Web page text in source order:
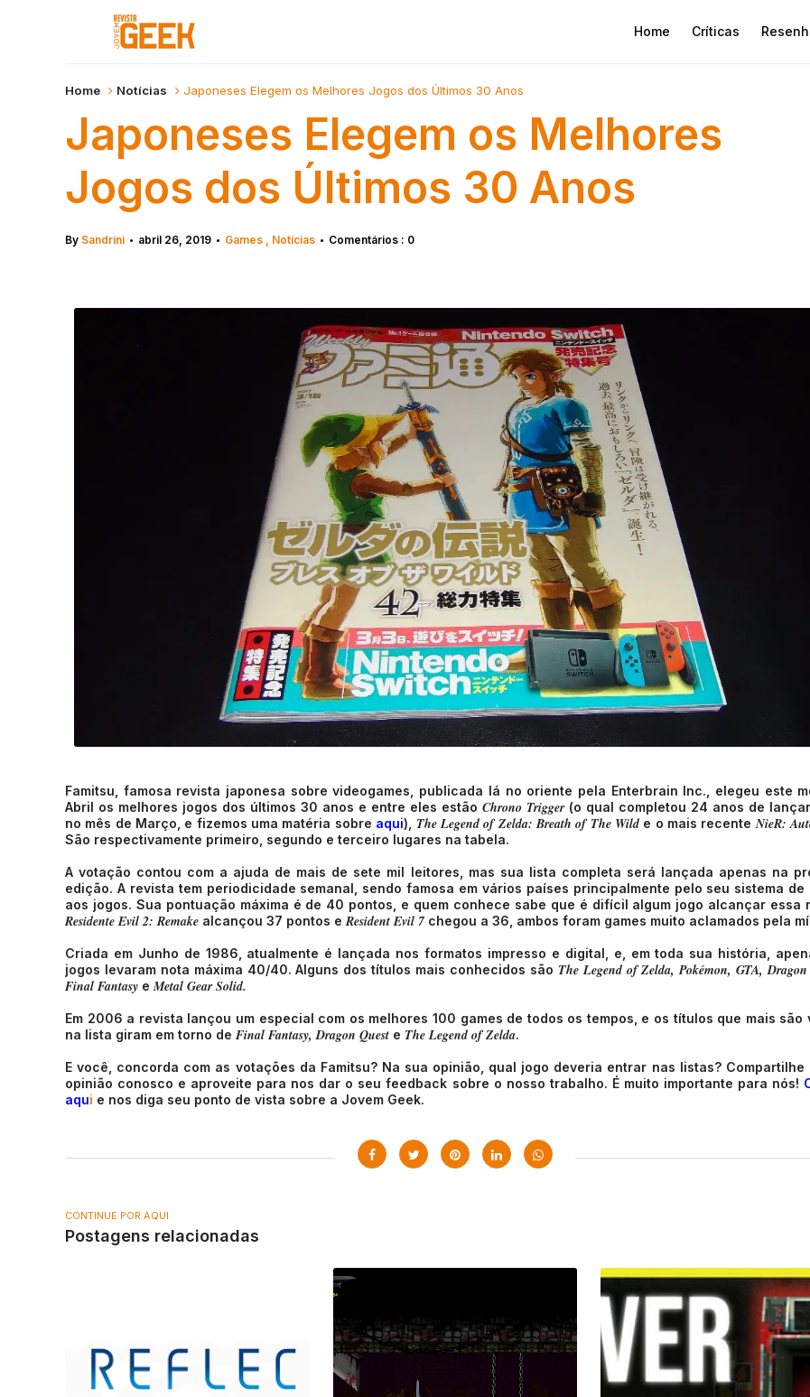
Home Críticas
Home Notícias Japoneses Elegem os Melhores Jogos dos Últimos 30 Anos
Japoneses Elegem os Melhores
Jogos dos Últimos 30 Anos
By Sandrini • abril 26, 2019 • Games Notícias • Comentários : 0
Famitsu, famosa revista japonesa sobre videogames, publicada lá no oriente pela Enterbrain Inc., elegeu este
Abril os melhores jogos dos últimos 30 anos e entre eles estão Chrono Trigger(o qual completou 24 anos de
no mês de Março, e fizemos uma matéria sobre aqui), The Legend of Zelda: Breath of The Wilde o mais recente NieR:
São respectivamente primeiro, segundo e terceiro lugares na tabela.
A votação contou com a ajuda de mais de sete mil leitores, mas sua lista completa será lançada apenas na
edição. A revista tem periodicidade semanal, sendo famosa em vários países principalmente pelo seu sistema de
aos jogos. Sua pontuação máxima é de 40 pontos, e quem conhece sabe que é difícil algum jogo alcançar essa
Residente Evil 2: Remake alcançou 37 pontos e Resident Evil 7 chegou a 36, ambos foram games muito aclamados pela
Criada em Junho de 1986, atualmente é lançada nos formatos impresso e digital, e, em toda sua história,
jogos levaram nota máxima 40/40. Alguns dos títulos mais conhecidos são The Legend of Zelda, Pokémon, GTA, Dragon
Final Fantasy e Metal Gear Solid.
Em 2006 a revista lançou um especial com os melhores 100 games de todos os tempos, e os títulos que mais são
na lista giram em torno de Final Fantasy, Dragon Quest e The Legend of Zelda.
E você, concorda com as votações da Famitsu? Na sua opinião, qual jogo deveria entrar nas listas? Compartilhe
opinião conosco e aproveite para nos dar o seu feedback sobre o nosso trabalho. É muito importante para nós!
aqui e nos diga seu ponto de vista sobre a Jovem Geek.
CONTINUE POR AQUI
Postagens relacionadas